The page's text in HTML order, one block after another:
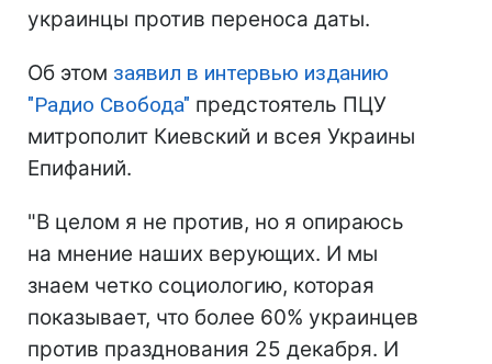
украинцы против переноса даты.
Об этом заявил в интервью изданию
"Радио Свобода" предстоятель ПЦУ
митрополит Киевский и всея Украины
Епифаний.
"В целом я не против, но я опираюсь
на мнение наших верующих. И мы
знаем четко социологию, которая
показывает, что более 60% украинцев
против празднования 25 декабря. И